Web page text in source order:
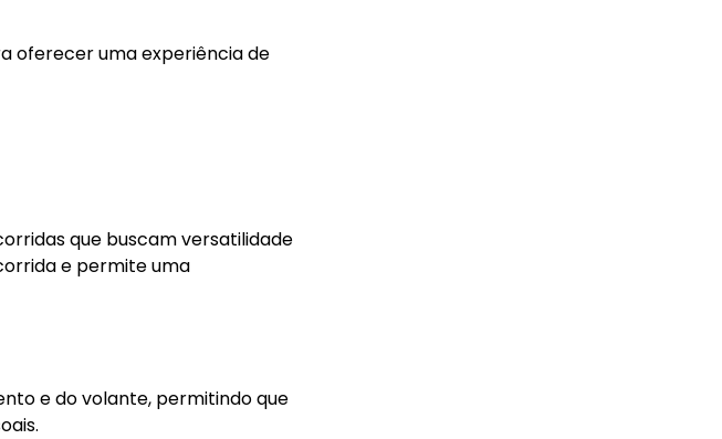
oferecer uma experiência de
que buscam versatilidade
e permite uma
e do volante, permitindo que